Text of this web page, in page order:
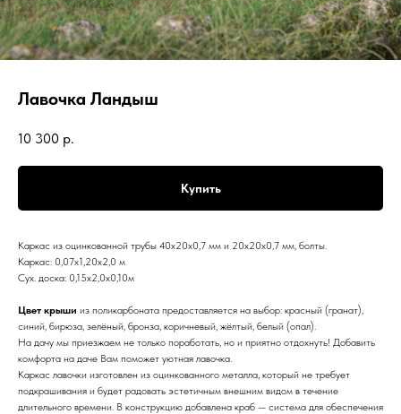
Лавочка Ландыш
10 300 р.
Купить
Каркас из оцинкованной трубы 40х20х0,7 мм и 20х20х0,7 мм, болты.
Каркас: 0,07х1,20х2,0 м
Сух. доска: 0,15х2,0х0,10м
Цвет крыши из поликарбоната предоставляется на выбор: красный (гранат),
синий, бирюза, зелёный, бронза, коричневый, жёлтый, белый (опал).
На дачу мы приезжаем не только поработать, но и приятно отдохнуть! Добавить
комфорта на даче Вам поможет уютная лавочка.
Каркас лавочки изготовлен из оцинкованного металла, который не требует
подкрашивания и будет радовать эстетичным внешним видом в течение
длительного времени. В конструкцию добавлена краб — система для обеспечения